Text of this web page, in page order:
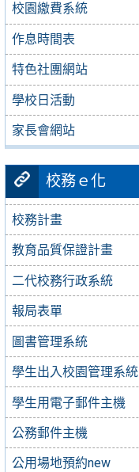
校園繳費系統
作息時間表
特色社團網站
學校日活動
家長會網站
校務ｅ化
校務計畫
教育品質保證計畫
二代校務行政系統
報局表單
圖書管理系統
學生出入校園管理系統
學生用電子郵件主機
公務郵件主機
公用場地預約new